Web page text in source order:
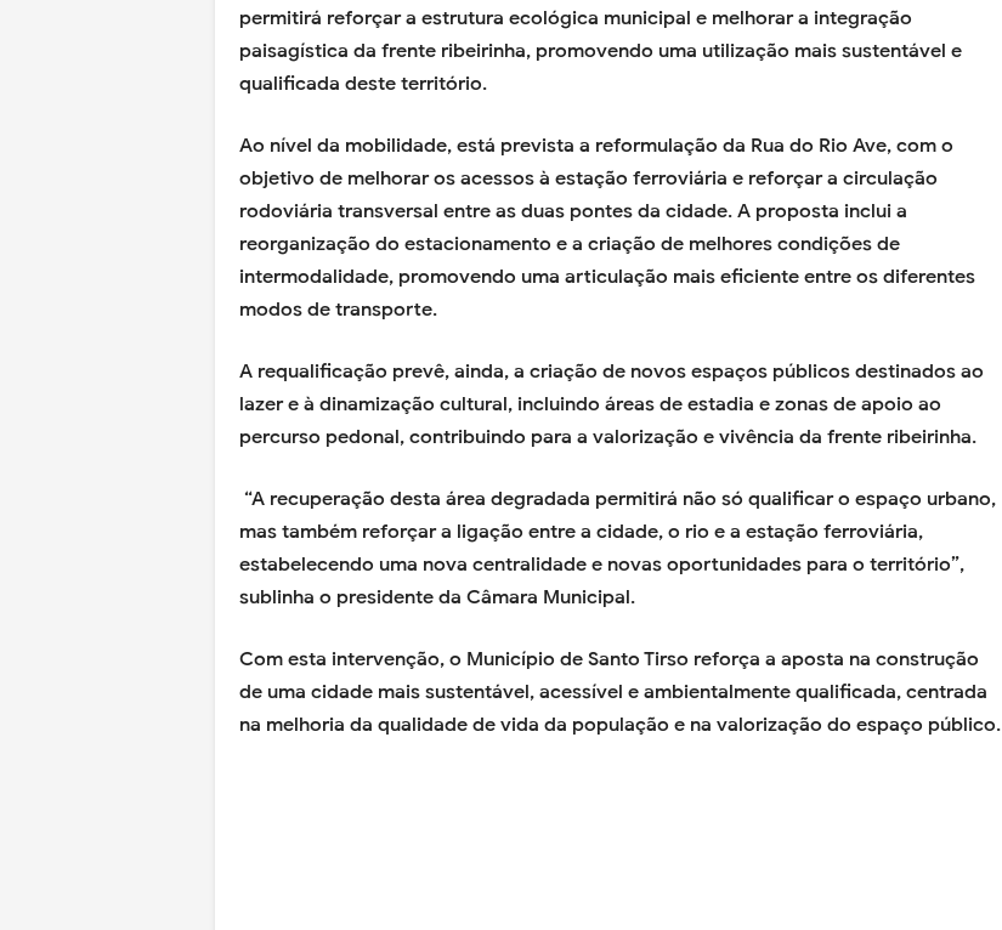
permitirá reforçar a estrutura ecológica municipal e melhorar a integração
paisagística da frente ribeirinha, promovendo uma utilização mais sustentável e
qualificada deste território.
Ao nível da mobilidade, está prevista a reformulação da Rua do Rio Ave, com o
objetivo de melhorar os acessos à estação ferroviária e reforçar a circulação
rodoviária transversal entre as duas pontes da cidade. A proposta inclui a
reorganização do estacionamento e a criação de melhores condições de
intermodalidade, promovendo uma articulação mais eficiente entre os diferentes
modos de transporte.
A requalificação prevê, ainda, a criação de novos espaços públicos destinados ao
lazer e à dinamização cultural, incluindo áreas de estadia e zonas de apoio ao
percurso pedonal, contribuindo para a valorização e vivência da frente ribeirinha.
“A recuperação desta área degradada permitirá não só qualificar o espaço urbano,
mas também reforçar a ligação entre a cidade, o rio e a estação ferroviária,
estabelecendo uma nova centralidade e novas oportunidades para o território”,
sublinha o presidente da Câmara Municipal.
Com esta intervenção, o Município de Santo Tirso reforça a aposta na construção
de uma cidade mais sustentável, acessível e ambientalmente qualificada, centrada
na melhoria da qualidade de vida da população e na valorização do espaço público.